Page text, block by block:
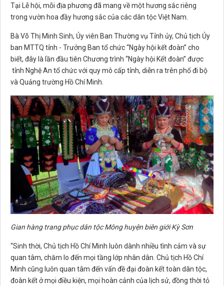
Tại Lễ hội, mỗi địa phương đã mang về một hương sắc riêng
trong vườn hoa đầy hương sắc của các dân tộc Việt Nam.
Bà Võ Thị Minh Sinh, Ủy viên Ban Thường vụ Tỉnh ủy, Chủ tịch Ủy
ban MTTQ tỉnh - Trưởng Ban tổ chức “Ngày hội kết đoàn” cho
biết, đây là lần đầu tiên Chương trình “Ngày hội Kết đoàn” được
tỉnh Nghệ An tổ chức với quy mô cấp tỉnh, diễn ra trên phố đi bộ
và Quảng trường Hồ Chí Minh.
Gian hàng trang phục dân tộc Mông huyện biên giới Kỳ Sơn
“Sinh thời, Chủ tịch Hồ Chí Minh luôn dành nhiều tình cảm và sự
quan tâm, chăm lo đến mọi tầng lớp nhân dân. Chủ tịch Hồ Chí
Minh cũng luôn quan tâm đến vấn đề đại đoàn kết toàn dân tộc,
đoàn kết ở mọi điều kiện, mọi hoàn cảnh của lịch sử, đồng thời tỏ